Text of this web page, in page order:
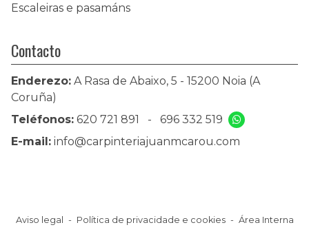
Escaleiras e pasamáns
Contacto
Enderezo: A Rasa de Abaixo, 5 - 15200 Noia (A
Coruña)
Teléfonos: 620 721 891 -
696 332 519
E-mail: info@carpinteriajuanmcarou.com
Aviso legal - Política de privacidade e cookies - Área Interna